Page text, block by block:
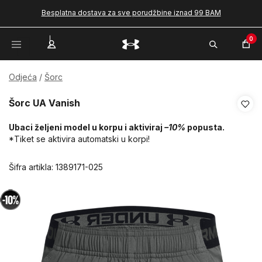
Besplatna dostava za sve porudžbine iznad 99 BAM
0
Odjeća Šorc
Šorc UA Vanish
Ubaci željeni model u korpu i aktiviraj –10% popusta.
*Tiket se aktivira automatski u korpi!
Šifra artikla: 1389171-025